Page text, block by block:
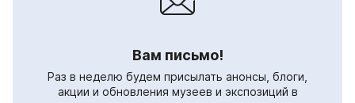
Вам письмо!
Раз в неделю будем присылать анонсы, блоги,
акции и обновления музеев и экспозиций в